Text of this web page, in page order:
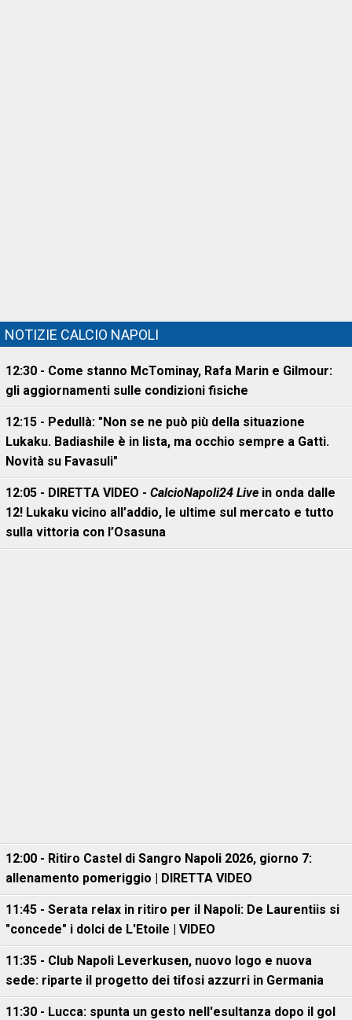
NOTIZIE CALCIO NAPOLI
12:30 - Come stanno McTominay, Rafa Marin e Gilmour:
gli aggiornamenti sulle condizioni fisiche
12:15 - Pedullà: "Non se ne può più della situazione
Lukaku. Badiashile è in lista, ma occhio sempre a Gatti.
Novità su Favasuli"
12:05 - DIRETTA VIDEO - CalcioNapoli24 Live in onda dalle
12! Lukaku vicino all’addio, le ultime sul mercato e tutto
sulla vittoria con l’Osasuna
12:00 - Ritiro Castel di Sangro Napoli 2026, giorno 7:
allenamento pomeriggio | DIRETTA VIDEO
11:45 - Serata relax in ritiro per il Napoli: De Laurentiis si
"concede" i dolci de L'Etoile | VIDEO
11:35 - Club Napoli Leverkusen, nuovo logo e nuova
sede: riparte il progetto dei tifosi azzurri in Germania
11:30 - Lucca: spunta un gesto nell'esultanza dopo il gol